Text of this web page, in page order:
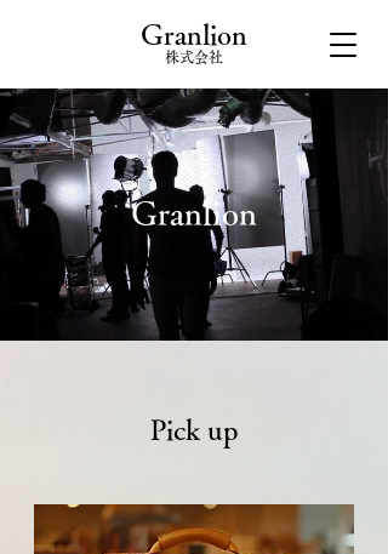
​Granlion
​株式会社
Granlion
Pick up